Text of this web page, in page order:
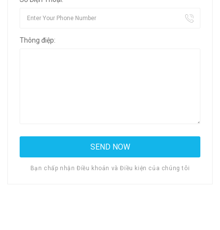
Thông điệp:
Bạn chấp nhận Điều khoản và Điều kiện của chúng tôi